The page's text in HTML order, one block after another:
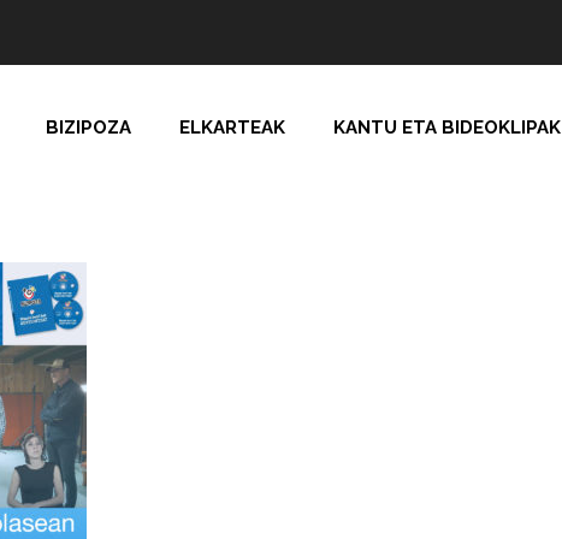
BIZIPOZA ELKARTEAK KANTU ETA BIDEOKLIPAK